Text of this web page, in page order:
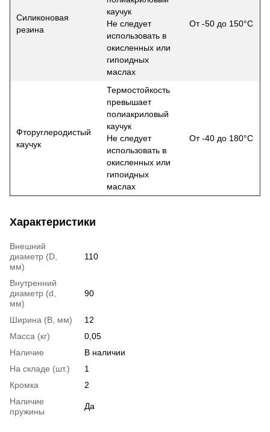
Силиконовая
резина
каучук
Не следует
использовать в
окисленных или
гипоидных
маслах
От -50 до 150°С
Фторуглеродистый
каучук
Термостойкость
превышает
полиакриловый
каучук
Не следует
использовать в
окисленных или
гипоидных
маслах
От -40 до 180°С
Характеристики
Внешний
диаметр (D,
мм)
110
Внутренний
диаметр (d,
мм)
90
Ширина (B, мм)
12
Масса (кг)
0,05
Наличие
В наличии
На складе (шт.)
1
Кромка
2
Наличие
пружины
Да